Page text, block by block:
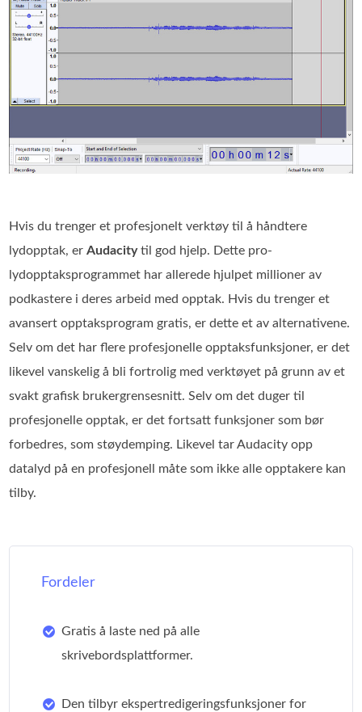
Hvis du trenger et profesjonelt verktøy til å håndtere
lydopptak, erAudacitytil god hjelp. Dette pro-
lydopptaksprogrammet har allerede hjulpet millioner av
podkastere i deres arbeid med opptak. Hvis du trenger et
avansert opptaksprogram gratis, er dette et av alternativene.
Selv om det har flere profesjonelle opptaksfunksjoner, er det
likevel vanskelig å bli fortrolig med verktøyet på grunn av et
svakt grafisk brukergrensesnitt. Selv om det duger til
profesjonelle opptak, er det fortsatt funksjoner som bør
forbedres, som støydemping. Likevel tar Audacity opp
datalyd på en profesjonell måte som ikke alle opptakere kan
tilby.
Fordeler
Gratis å laste ned på alle
skrivebordsplattformer.
Den tilbyr ekspertredigeringsfunksjoner for